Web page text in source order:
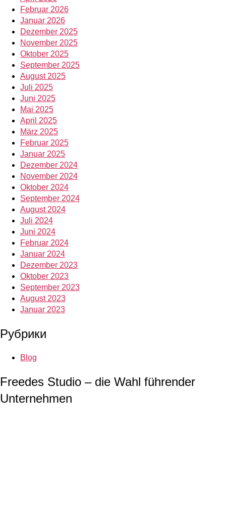
Februar 2026
Januar 2026
Dezember 2025
November 2025
Oktober 2025
September 2025
August 2025
Juli 2025
Juni 2025
Mai 2025
April 2025
März 2025
Februar 2025
Januar 2025
Dezember 2024
November 2024
Oktober 2024
September 2024
August 2024
Juli 2024
Juni 2024
Februar 2024
Januar 2024
Dezember 2023
Oktober 2023
September 2023
August 2023
Januar 2023
Рубрики
Blog
Freedes Studio – die Wahl führender
Unternehmen